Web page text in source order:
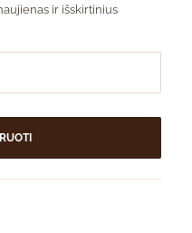
ir išskirtinius